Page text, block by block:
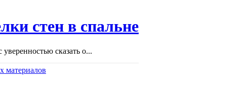
стен в спальне
сказать о...